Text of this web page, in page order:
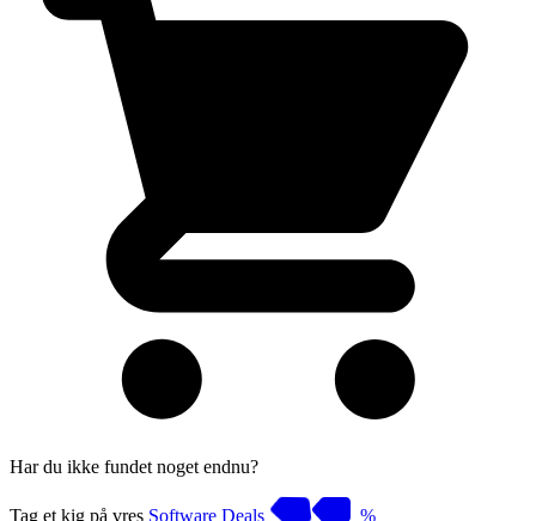
Har du ikke fundet noget endnu?
Tag et kig på vres Software Deals %